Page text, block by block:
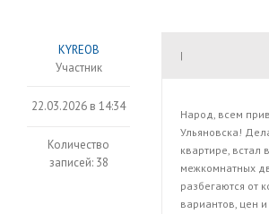
KYREOB
Участник
22.03.2026 в 14:34
Количество
записей: 38
|
Народ, всем
Ульяновска!
квартире, встал
межкомнатных
разбегаются от
вариантов, цен